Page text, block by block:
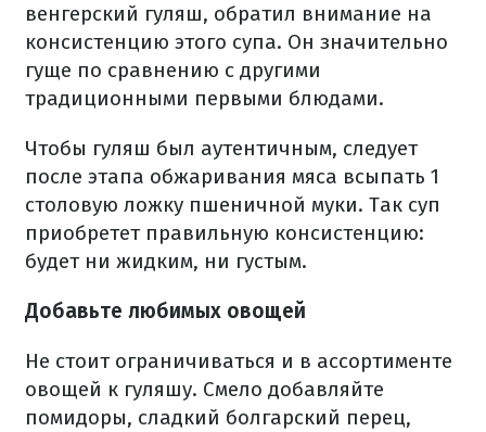
венгерский гуляш, обратил внимание на
консистенцию этого супа. Он значительно
гуще по сравнению с другими
традиционными первыми блюдами.
Чтобы гуляш был аутентичным, следует
после этапа обжаривания мяса всыпать 1
столовую ложку пшеничной муки. Так суп
приобретет правильную консистенцию:
будет ни жидким, ни густым.
Добавьте любимых овощей
Не стоит ограничиваться и в ассортименте
овощей к гуляшу. Смело добавляйте
помидоры, сладкий болгарский перец,